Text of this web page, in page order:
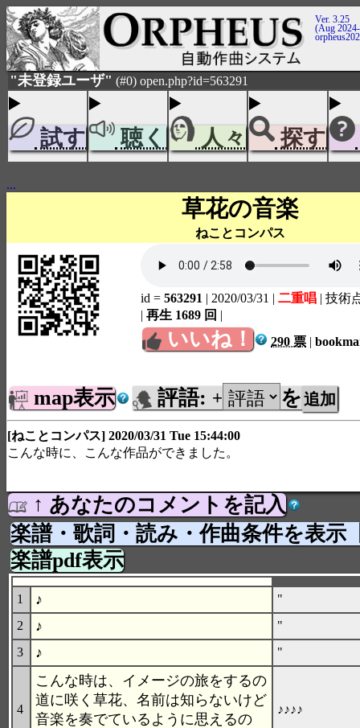
Ver. 3.25
(Aug
"未登録ユーザ" (#0) open.php?id=563291
試す 聴く 人々 探す
...
草花の音楽
ねことコンパス
id = 563291 | 2020/03/31 | 二重唱 | 技術
| 再生 1689 回 |
いいね！ 290 票 |
map表示 評語: + を
[ねことコンパス] 2020/03/31 Tue 15:44:00
こんな時に、こんな作品ができました。
↑ あなたのコメントを記入
楽譜・歌詞・読み・作曲条件を表示
楽譜pdf表示
1 ♪
"
2
♪
"
3
♪ "
4
こんな時は、イメージの旅をするの
道に咲く草花、名前は知らないけど
音楽を奏でているように思えるの
♪♪♪♪